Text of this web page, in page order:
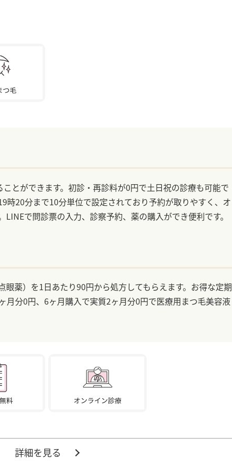
とができます。初診・再診料が0円で土日祝の診療も可能で
時20分まで10分単位で設定されており予約が取りやすく、オ
で問診票の入力、診察予約、薬の購入ができ便利です。
眼薬）を1日あたり90円から処方してもらえます。お得な定期
月分0円、6ヶ月購入で実質2ヶ月分0円で医療用まつ毛美容液
詳細を見る